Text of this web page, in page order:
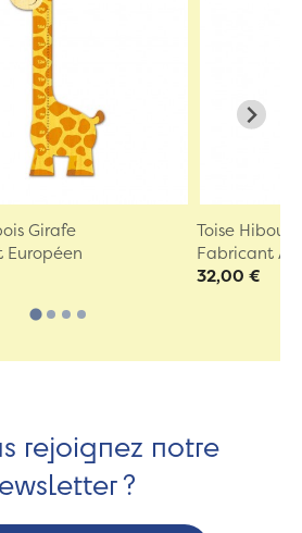
Girafe
Toise Hiboux
Fabricant
32,00 €
rejoignez notre
?